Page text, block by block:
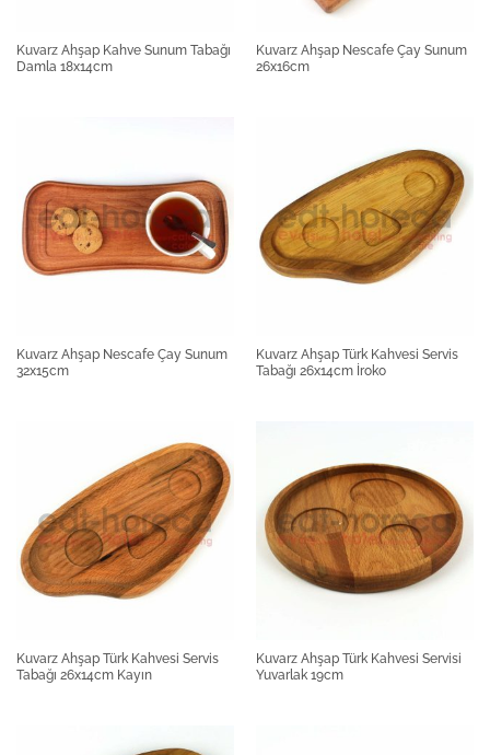
Kuvarz Ahşap Kahve Sunum Tabağı
Damla 18x14cm
Kuvarz Ahşap Nescafe Çay Sunum
26x16cm
Kuvarz Ahşap Nescafe Çay Sunum
32x15cm
Kuvarz Ahşap Türk Kahvesi Servis
Tabağı 26x14cm İroko
Kuvarz Ahşap Türk Kahvesi Servis
Tabağı 26x14cm Kayın
Kuvarz Ahşap Türk Kahvesi Servisi
Yuvarlak 19cm